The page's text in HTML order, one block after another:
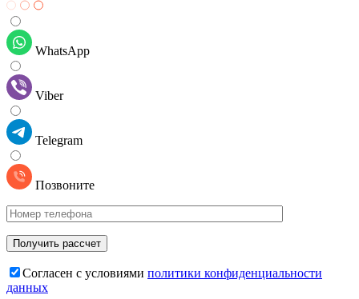
WhatsApp
Viber
Telegram
Позвоните
Cогласен с условиями политики конфиденциальности
данных